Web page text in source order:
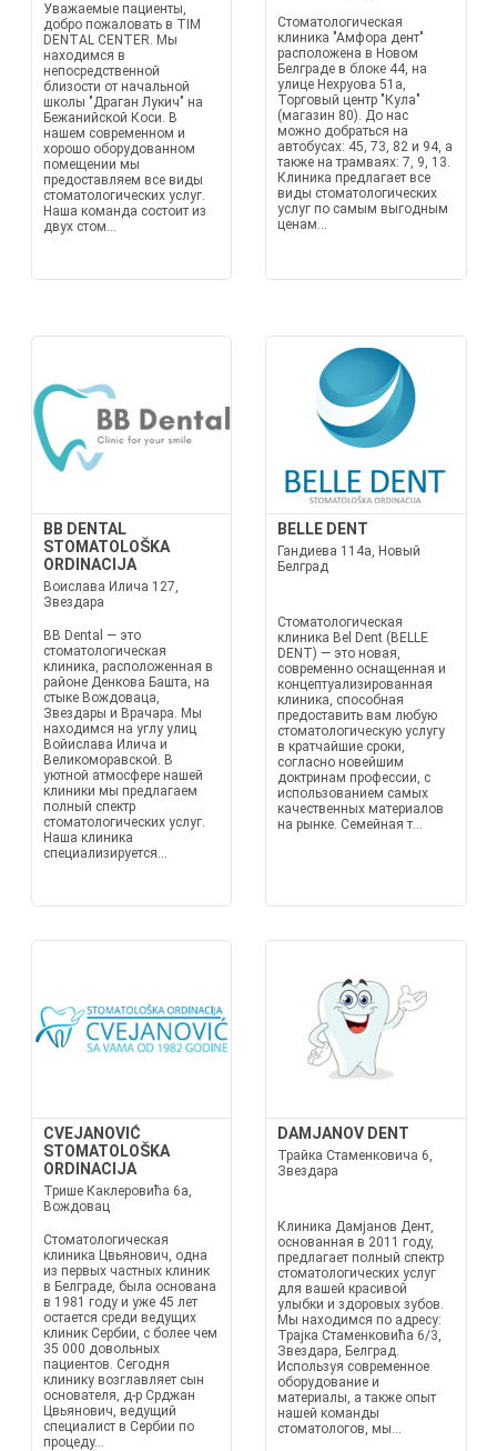
Уважаемые пациенты,
добро пожаловать в TIM
DENTAL CENTER. Мы
находимся в
непосредственной
близости от начальной
школы "Драган Лукич" на
Бежанийской Коси. В
нашем современном и
хорошо оборудованном
помещении мы
предоставляем все виды
стоматологических услуг.
Наша команда состоит из
двух стом...
Стоматологическая
клиника "Амфора дент"
расположена в Новом
Белграде в блоке 44, на
улице Нехруова 51а,
Торговый центр "Кула"
(магазин 80). До нас
можно добраться на
автобусах: 45, 73, 82 и 94, а
также на трамваях: 7, 9, 13.
Клиника предлагает все
виды стоматологических
услуг по самым выгодным
ценам...
BB DENTAL
STOMATOLOŠKA
ORDINACIJA
Воислава Илича 127,
Звездара
BB Dental — это
стоматологическая
клиника, расположенная в
районе Денкова Башта, на
стыке Вождоваца,
Звездары и Врачара. Мы
находимся на углу улиц
Войислава Илича и
Великоморавской. В
уютной атмосфере нашей
клиники мы предлагаем
полный спектр
стоматологических услуг.
Наша клиника
специализируется...
BELLE DENT
Гандиева 114a, Новый
Белград
Стоматологическая
клиника Bel Dent (BELLE
DENT) — это новая,
современно оснащенная и
концептуализированная
клиника, способная
предоставить вам любую
стоматологическую услугу
в кратчайшие сроки,
согласно новейшим
доктринам профессии, с
использованием самых
качественных материалов
на рынке. Семейная т...
CVEJANOVIĆ
STOMATOLOŠKA
ORDINACIJA
Трише Каклеровића 6а,
Вождовац
Стоматологическая
клиника Цвьянович, одна
из первых частных клиник
в Белграде, была основана
в 1981 году и уже 45 лет
остается среди ведущих
клиник Сербии, с более чем
35 000 довольных
пациентов. Сегодня
клинику возглавляет сын
основателя, д-р Срджан
Цвьянович, ведущий
специалист в Сербии по
процеду...
DAMJANOV DENT
Трайка Стаменковича 6,
Звездара
Клиника Дамјанов Дент,
основанная в 2011 году,
предлагает полный спектр
стоматологических услуг
для вашей красивой
улыбки и здоровых зубов.
Мы находимся по адресу:
Трајка Стаменковића 6/3,
Звездара, Белград.
Используя современное
оборудование и
материалы, а также опыт
нашей команды
стоматологов, мы...